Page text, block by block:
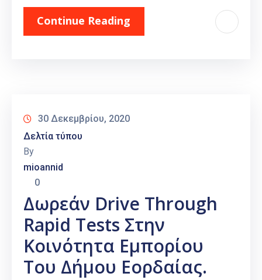
Continue Reading
30 Δεκεμβρίου, 2020
Δελτία τύπου
By
mioannid
0
Δωρεάν Drive Through
Rapid Tests Στην
Κοινότητα Εμπορίου
Του Δήμου Εορδαίας.